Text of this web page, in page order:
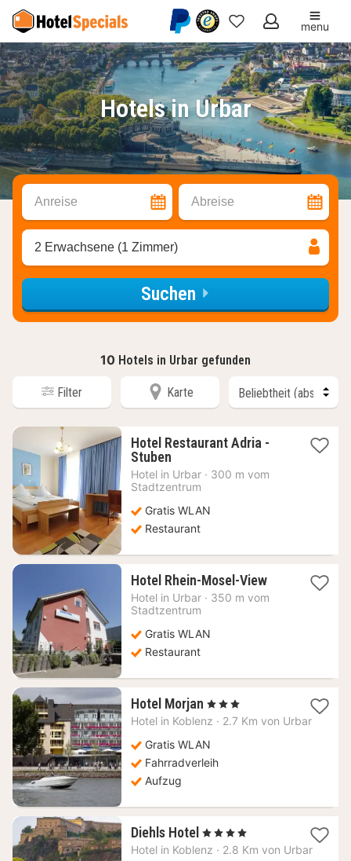
Meine
Favoriten
menu
Hotels in Urbar
Anreise Abreise
2 Erwachsene (1 Zimmer)
Suchen
10 Hotels in Urbar gefunden
Filter Karte
Hotel Restaurant Adria -
Stuben1
Nacht
ab
€
Hotel in Urbar · 300 m vom
Stadtzentrum
Gratis WLAN
Restaurant
Hotel Rhein-Mosel-View1
Nacht
Hotel in Urbar · 350 m vom
Stadtzentrum
Gratis WLAN
Restaurant
Hotel Morjan 1
Nacht
100,49
€
, 3 Sterne
Hotel in Koblenz · 2.7 Km von Urbar
Gratis WLAN
Fahrradverleih
Aufzug
Diehls Hotel 1
Nacht
, 4 Sterne
Hotel in Koblenz · 2.8 Km von Urbar